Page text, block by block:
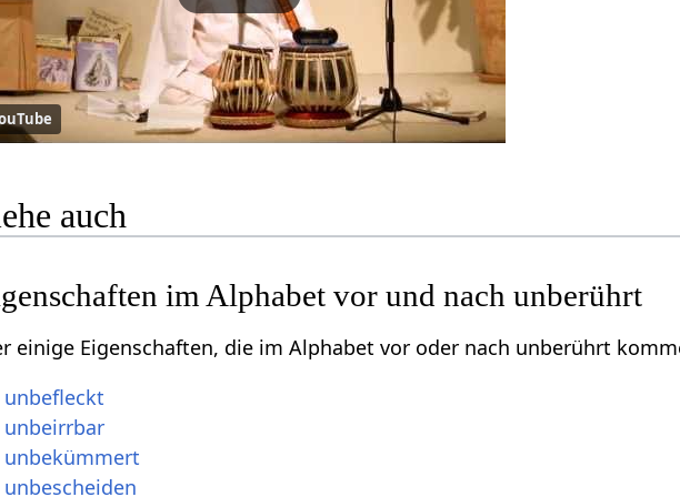
auch
im Alphabet vor und nach unberührt
einige Eigenschaften, die im Alphabet vor oder nach unberührt
unbefleckt
unbeirrbar
unbekümmert
unbescheiden